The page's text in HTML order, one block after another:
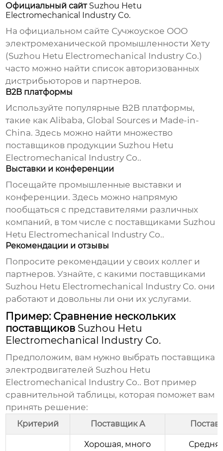
Официальный сайт Suzhou Hetu
Electromechanical Industry Co.
На официальном сайте Сучжоуское ООО
электромеханической промышленности Хету
(Suzhou Hetu Electromechanical Industry Co.)
часто можно найти список авторизованных
дистрибьюторов и партнеров.
B2B платформы
Используйте популярные B2B платформы,
такие как Alibaba, Global Sources и Made-in-
China. Здесь можно найти множество
поставщиков продукции Suzhou Hetu
Electromechanical Industry Co..
Выставки и конференции
Посещайте промышленные выставки и
конференции. Здесь можно напрямую
пообщаться с представителями различных
компаний, в том числе с поставщиками Suzhou
Hetu Electromechanical Industry Co..
Рекомендации и отзывы
Попросите рекомендации у своих коллег и
партнеров. Узнайте, с какими поставщиками
Suzhou Hetu Electromechanical Industry Co. они
работают и довольны ли они их услугами.
Пример: Сравнение нескольких
поставщиков Suzhou Hetu
Electromechanical Industry Co.
Предположим, вам нужно выбрать поставщика
электродвигателей Suzhou Hetu
Electromechanical Industry Co.. Вот пример
сравнительной таблицы, которая поможет вам
принять решение:
Критерий Поставщик A
Хорошая, много